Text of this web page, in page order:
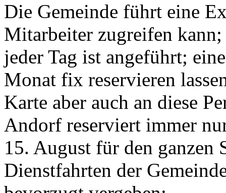
Die Gemeinde führt eine
Mitarbeiter zugreifen
jeder Tag ist angeführt;
Monat fix reservieren
Karte aber auch an diese
Andorf reserviert immer
15. August für den ganzen
Dienstfahrten der